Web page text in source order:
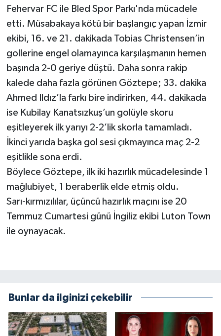
Fehervar FC ile Bled Spor Parkı'nda mücadele
etti. Müsabakaya kötü bir başlangıç yapan İzmir
ekibi, 16. ve 21. dakikada Tobias Christensen’in
gollerine engel olamayınca karşılaşmanın hemen
başında 2-0 geriye düştü. Daha sonra rakip
kalede daha fazla görünen Göztepe; 33. dakika
Ahmed Ildız’la farkı bire indirirken, 44. dakikada
ise Kubilay Kanatsızkuş’un golüyle skoru
eşitleyerek ilk yarıyı 2-2’lik skorla tamamladı.
İkinci yarıda başka gol sesi çıkmayınca maç 2-2
eşitlikle sona erdi.
Böylece Göztepe, ilk iki hazırlık mücadelesinde 1
mağlubiyet, 1 beraberlik elde etmiş oldu.
Sarı-kırmızılılar, üçüncü hazırlık maçını ise 20
Temmuz Cumartesi günü İngiliz ekibi Luton Town
ile oynayacak.
Bunlar da ilginizi çekebilir